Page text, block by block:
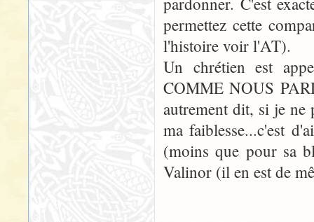
permettez cette
l'histoire voir l'AT).
Un chrétien est
COMME NOUS
autrement dit, si je ne
ma faiblesse...c'est
(moins que pour sa
Valinor (il en est de